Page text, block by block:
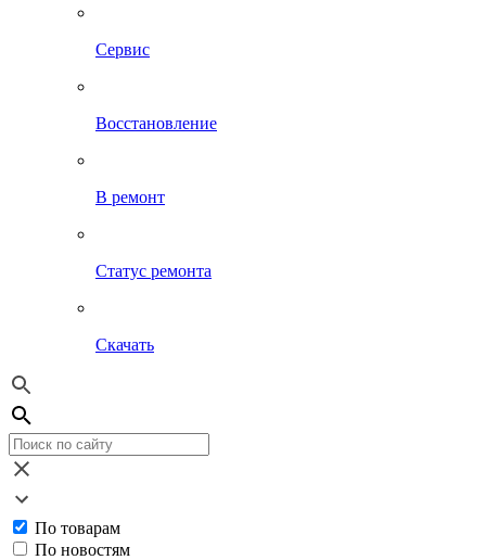
Сервис
Восстановление
В ремонт
Статус ремонта
Скачать
По товарам
По новостям